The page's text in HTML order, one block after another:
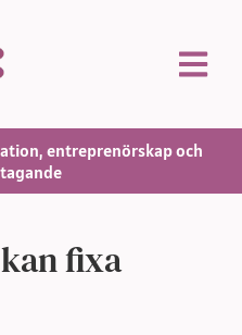
entreprenörskap och
fixa